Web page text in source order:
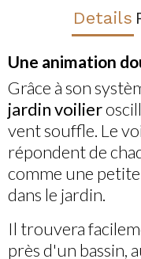
Details
Une animation
Grâce à son
jardin voilier
vent souffle. Le
répondent de
comme une
dans le jardin.
Il trouvera
près d'un bassin,